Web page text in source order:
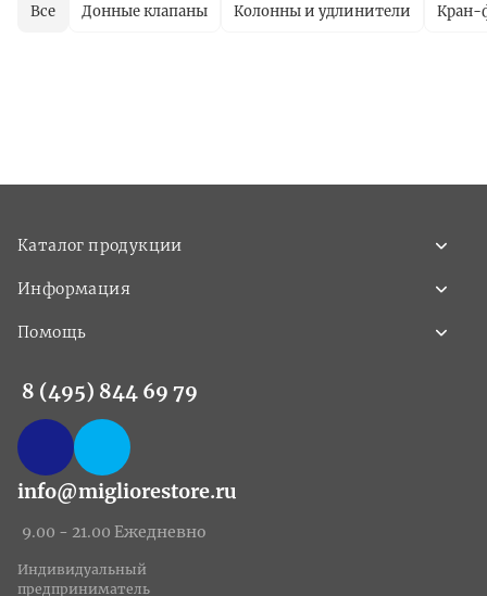
Все Донные клапаны Колонны и удлинители Кран-
Каталог продукции
Информация
Помощь
8 (495) 844 69 79
info@migliorestore.ru
9.00 - 21.00 Ежедневно
Индивидуальный
предприниматель